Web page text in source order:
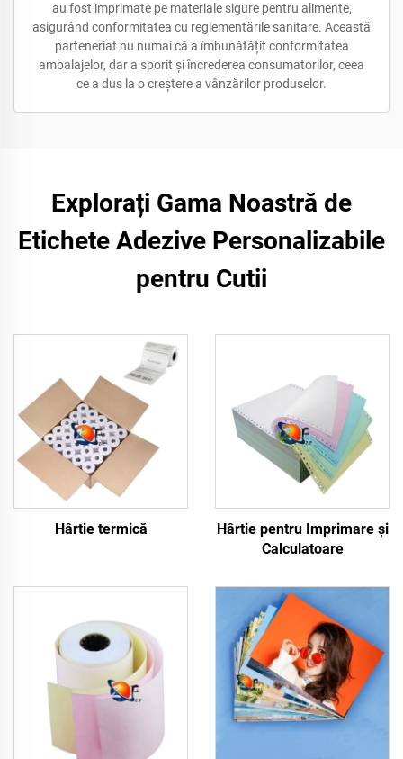
au fost imprimate pe materiale sigure pentru alimente,
asigurând conformitatea cu reglementările sanitare. Această
parteneriat nu numai că a îmbunătățit conformitatea
ambalajelor, dar a sporit și încrederea consumatorilor, ceea
ce a dus la o creștere a vânzărilor produselor.
Explorați Gama Noastră de
Etichete Adezive Personalizabile
pentru Cutii
Hârtie termică
Hârtie pentru Imprimare și
Calculatoare